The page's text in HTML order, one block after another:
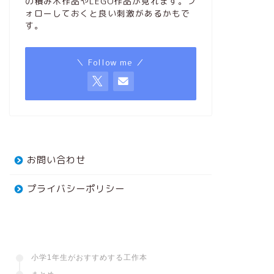
ォローしておくと良い刺激があるかもで
す。
＼ Follow me ／
お問い合わせ
プライバシーポリシー
小学1年生がおすすめする工作本